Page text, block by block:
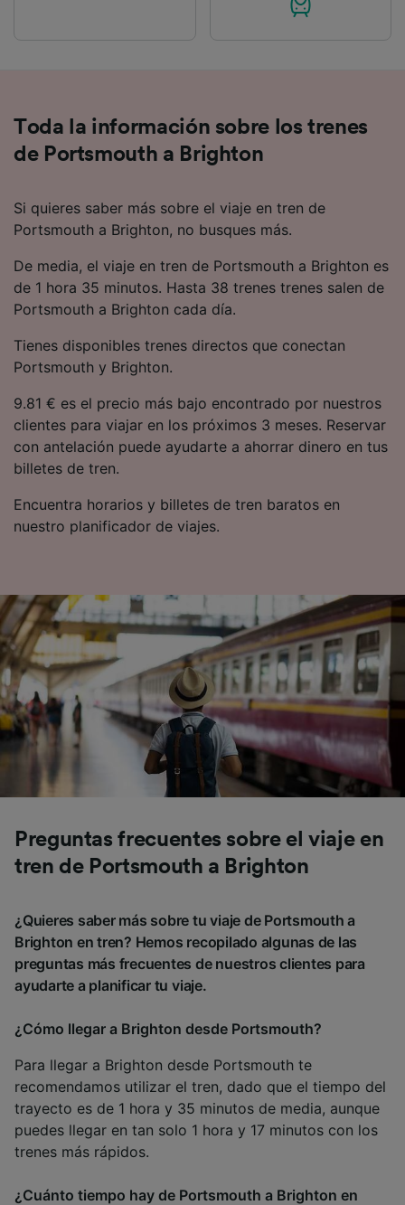
Toda la información sobre los trenes
de Portsmouth a Brighton
Si quieres saber más sobre el viaje en tren de
Portsmouth a Brighton, no busques más.
De media, el viaje en tren de Portsmouth a Brighton es
de 1 hora 35 minutos. Hasta 38 trenes trenes salen de
Portsmouth a Brighton cada día.
Tienes disponibles trenes directos que conectan
Portsmouth y Brighton.
9.81 € es el precio más bajo encontrado por nuestros
clientes para viajar en los próximos 3 meses. Reservar
con antelación puede ayudarte a ahorrar dinero en tus
billetes de tren.
Encuentra horarios y billetes de tren baratos en
nuestro planificador de viajes.
Preguntas frecuentes sobre el viaje en
tren de Portsmouth a Brighton
¿Quieres saber más sobre tu viaje de Portsmouth a
Brighton en tren? Hemos recopilado algunas de las
preguntas más frecuentes de nuestros clientes para
ayudarte a planificar tu viaje.
¿Cómo llegar a Brighton desde Portsmouth?
Para llegar a Brighton desde Portsmouth te
recomendamos utilizar el tren, dado que el tiempo del
trayecto es de 1 hora y 35 minutos de media, aunque
puedes llegar en tan solo 1 hora y 17 minutos con los
trenes más rápidos.
¿Cuánto tiempo hay de Portsmouth a Brighton en